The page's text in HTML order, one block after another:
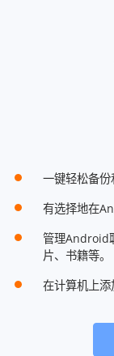
一键轻松备份
有选择地在
管理Android
片、书籍等。
在计算机上添